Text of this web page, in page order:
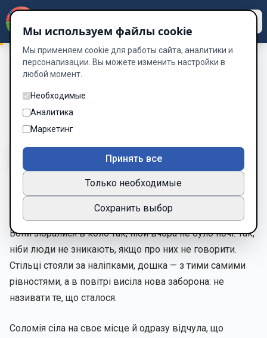
Кімната Без Дзеркал
Розділ 11. Свідки
Глава 11 из 11
Шрифт
Розділ 11. Свідки
Вони зібралися в коло так, ніби вчора не було ночі. Так,
ніби люди не зникають, якщо про них не говорити.
Стільці стояли за наліпками, дошка — з тими самими
рівностями, а в повітрі висіла нова заборона: не
називати те, що сталося.
Соломія сіла на своє місце й одразу відчула, що
Мы используем файлы cookie
Мы применяем cookie для работы сайта, аналитики и
персонализации. Вы можете изменить настройки в
любой момент.
Необходимые
Аналитика
Маркетинг
Принять все
Только необходимые
Сохранить выбор